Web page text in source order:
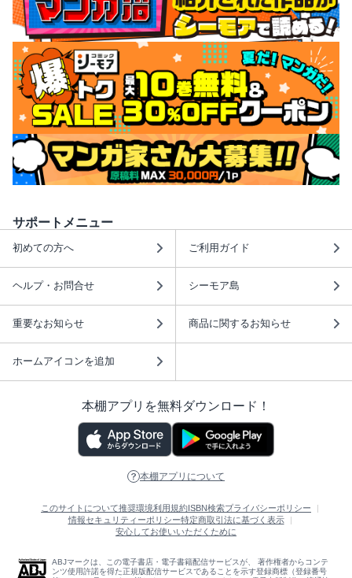
サポートメニュー
初めての方へ ご利用ガイド
ヘルプ・お問合せ シーモア島
重要なお知らせ 商品に関するお知らせ
ホームアイコンを追加
本棚アプリを無料ダウンロード！
本棚アプリについて
このサイトについて推奨環境利用規約 ISBN検索プライバシーポリシー
情報セキュリティーポリシー特定商取引法に基づく表示
安心してお使いいただくために
ABJマークは、この電子書店・電子書籍配信サービスが、 著作権者からコンテ
ンツ使用許諾を得た正規版配信サービスであることを示す登録商標（登録番号